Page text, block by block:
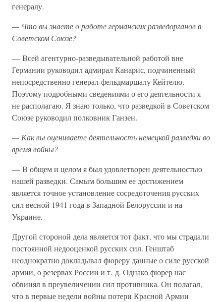
генералу.
— Что вы знаете о работе германских разведорганов в
Советском Союзе?
— Всей агентурно-разведывательной работой вне
Германии руководил адмирал Канарис, подчиненный
непосредственно генерал-фельдмаршалу Кейтелю.
Поэтому подробными сведениями о его деятельности я
не располагаю. Я знаю только, что разведкой в Советском
Союзе руководил полковник Ганзен.
— Как вы оцениваете деятельность немецкой разведки во
время войны?
— В общем и целом я был удовлетворен деятельностью
нашей разведки. Самым большим ее достижением
является точное установление сосредоточения русских
сил весной 1941 года в Западной Белоруссии и на
Украине.
Другой стороной дела является тот факт, что мы страдали
постоянной недооценкой русских сил. Генштаб
неоднократно докладывал фюреру данные о силе русской
армии, о резервах России и т. д. Однако фюрер нас
обвинял в преувеличении сил противника. Он полагал,
что в первые недели войны потери Красной Армии